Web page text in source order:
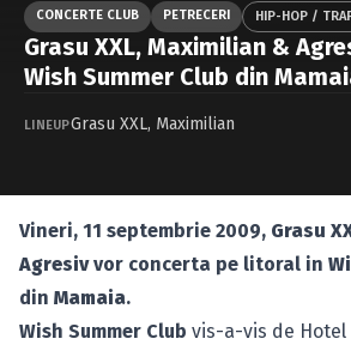
CONCERTE CLUB PETRECERI HIP-HOP /
Grasu XXL, Maximilian &
Wish Summer Club din
LINEUPGrasu XXL, Maximilian
Vineri, 11 septembrie 2009, Grasu
Agresivvor concerta pe litoral in
din Mamaia.
Wish Summer Club vis-a-vis de Hotel